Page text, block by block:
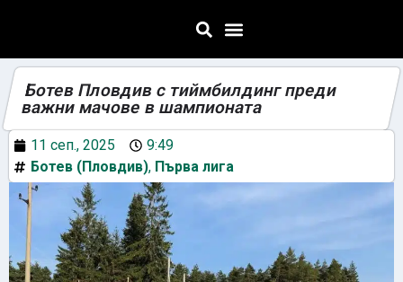
Ботев Пловдив с тиймбилдинг преди
важни мачове в шампионата
11 сеп., 2025
9:49
Ботев (Пловдив), Първа лига